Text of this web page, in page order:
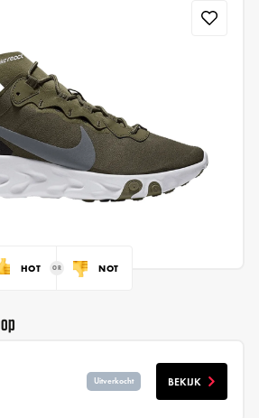
HOT NOT
Uitverkocht BEKIJK